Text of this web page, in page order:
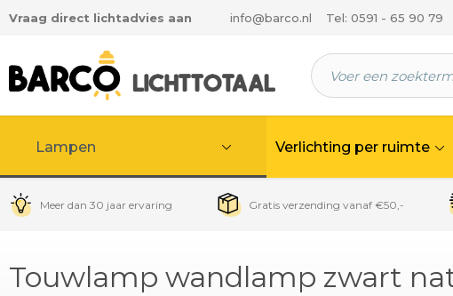
hoofdinhoud
Vraag direct lichtadvies aan info@barco.nl Tel: 0591 - 65 90 79
Lampen Verlichting per ruimte
Meer dan 30 jaar ervaring Gratis verzending vanaf €50,-
Touwlamp wandlamp zwart